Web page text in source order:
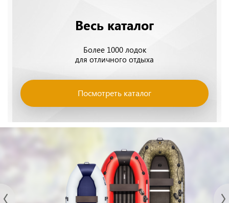
Весь каталог
Более 1000 лодок
для отличного отдыха
Посмотреть каталог